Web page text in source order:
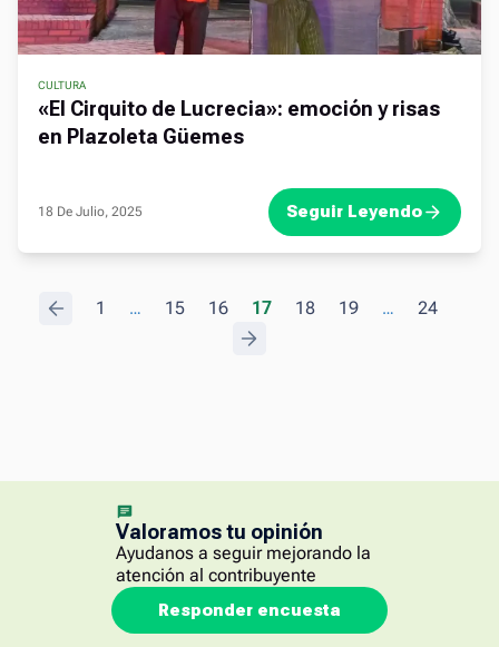
CULTURA
«El Cirquito de Lucrecia»: emoción y risas
en Plazoleta Güemes
18 De Julio, 2025 Seguir Leyendo
1 … 15 16 17 18 19 … 24
Valoramos tu opinión
Ayudanos a seguir mejorando la
atención al contribuyente
Responder encuesta